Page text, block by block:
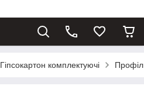
Гіпсокартон комплектуючі